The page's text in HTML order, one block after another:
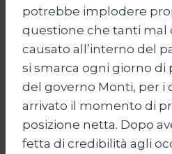
potrebbe implodere
questione che tanti mal
causato all’interno del
si smarca ogni giorno di
del governo Monti, per i
arrivato il momento di
posizione netta. Dopo
fetta di credibilità agli